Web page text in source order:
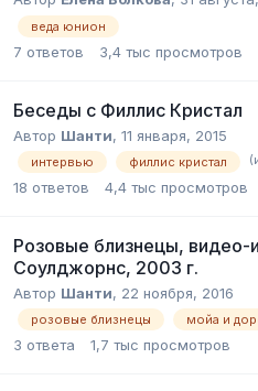
веда юнион
7 ответов 3,4 тыс просмотров
Беседы с Филлис Кристал
Автор Шанти, 11 января, 2015
интервью филлис кристал
18 ответов 4,4 тыс просмотров
Розовые близнецы, видео-
Соулджорнс, 2003 г.
Автор Шанти, 22 ноября, 2016
розовые близнецы мойа и
3 ответа 1,7 тыс просмотров